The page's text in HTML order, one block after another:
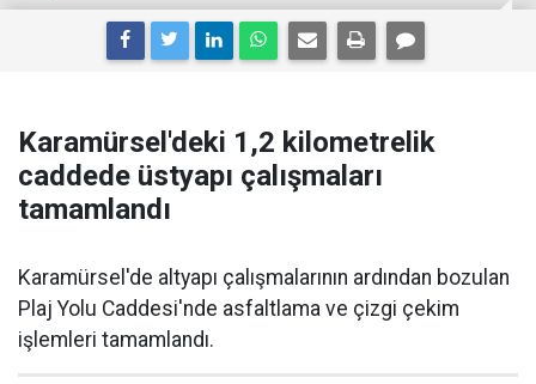
Karamürsel'deki 1,2 kilometrelik
caddede üstyapı çalışmaları
tamamlandı
Karamürsel'de altyapı çalışmalarının ardından bozulan
Plaj Yolu Caddesi'nde asfaltlama ve çizgi çekim
işlemleri tamamlandı.